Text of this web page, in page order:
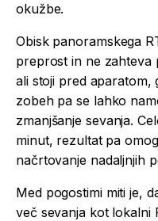
okužbe.
Obisk panoramskega
preprost in ne zahteva
ali stoji pred
zobeh pa se lahko
zmanjšanje sevanja.
minut, rezultat pa
načrtovanje nadaljnjih
Med pogostimi miti je,
več sevanja kot lokalni